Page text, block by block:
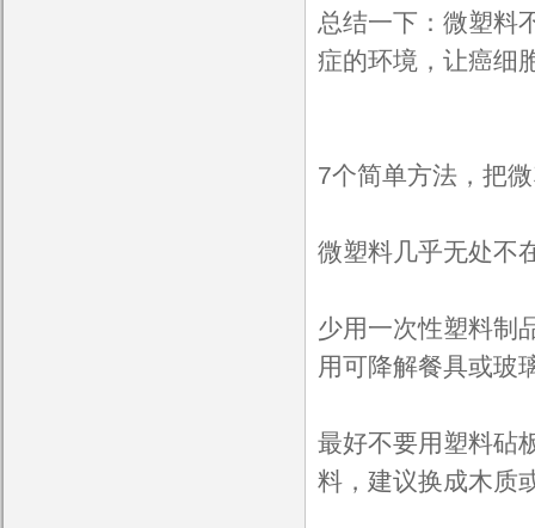
总结一下：微塑料
症的环境，让癌细
7个简单方法，把
微塑料几乎无处不
少用一次性塑料制
用可降解餐具或玻
最好不要用塑料砧
料，建议换成木质